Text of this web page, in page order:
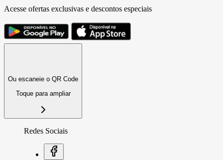
Acesse ofertas exclusivas e descontos especiais
Ou escaneie o QR Code
Toque para ampliar
Redes Sociais